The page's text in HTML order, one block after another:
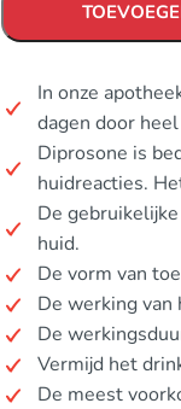
In onze
dagen door
Diprosone is
huidreacties.
De
huid.
De vorm van
De werking
De
Vermijd het
De meest